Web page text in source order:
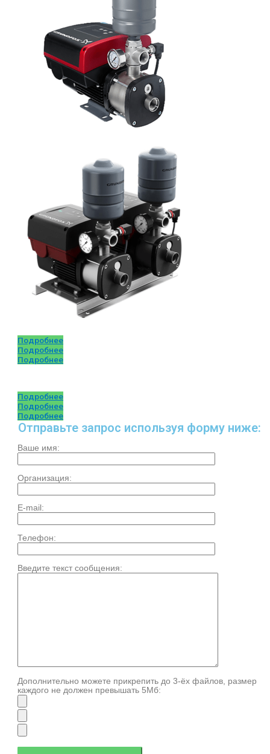
Подробнее
Подробнее
Подробнее
Подробнее
Подробнее
Подробнее
Отправьте запрос используя форму ниже:
Ваше имя:
Организация:
E-mail:
Телефон:
Введите текст сообщения:
Дополнительно можете прикрепить до 3-ёх файлов, размер
каждого не должен превышать 5Мб: